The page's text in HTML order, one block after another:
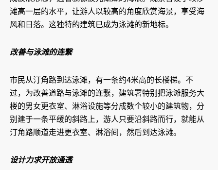
滩高一层的水平，让游人以较高的角度欣赏海景，享受海
风和日落。这独特的建筑已成为泳滩的新地标。
改善与泳滩的连繋
市民从汀角路到达泳滩，有一条约4米高的长楼梯。不
过，为改善道路与泳滩的连繋，建筑署特别把泳滩服务大
楼的男女更衣室、淋浴设施等分成数个较小的建筑物，分
别建于一条平缓的斜路上，游人只要沿斜路而行，就能从
汀角路顺道走进更衣室、淋浴间，然后到达泳滩。
设计力求开放通透